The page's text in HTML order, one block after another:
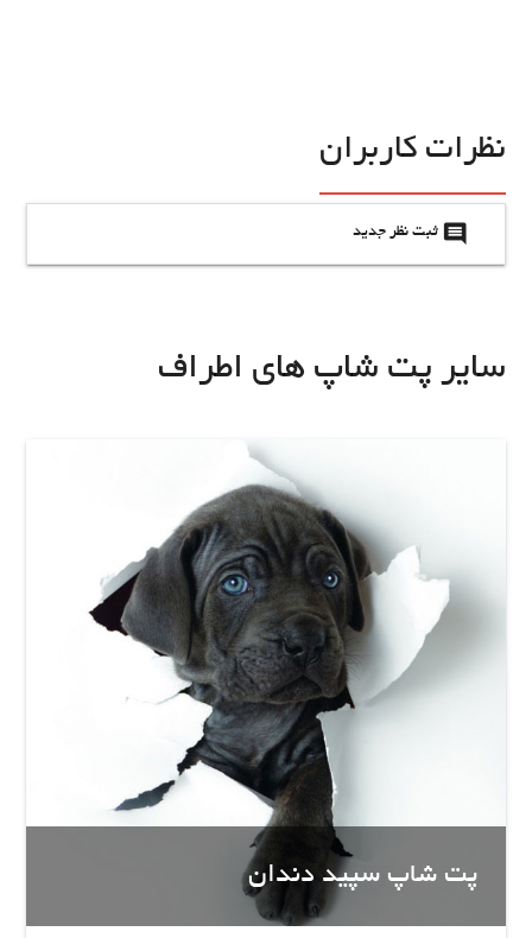
نظرات کاربران
insert_comment ثبت نظر جدید
سایر پت شاپ های اطراف
پت شاپ سپید دندان